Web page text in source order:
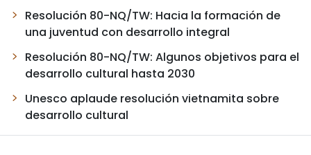
Resolución 80-NQ/TW: Hacia la formación de
una juventud con desarrollo integral
Resolución 80-NQ/TW: Algunos objetivos para el
desarrollo cultural hasta 2030
Unesco aplaude resolución vietnamita sobre
desarrollo cultural